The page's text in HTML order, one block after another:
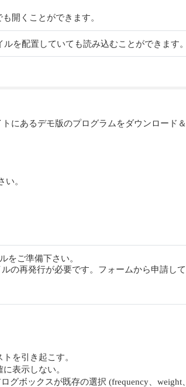
開くことができます。
を配置していても読み込むことができます。
にあるデモ版のプログラムをダウンロード
。
をご準備下さい。
の再発行が必要です。フォームから申請して
を引き起こす。
表示しない。
グボックスが既存の選択 (frequency、weight